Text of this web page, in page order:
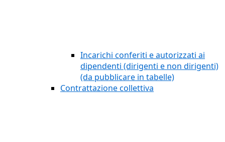
Incarichi conferiti e autorizzati ai
dipendenti (dirigenti e non dirigenti)
(da pubblicare in tabelle)
Contrattazione collettiva